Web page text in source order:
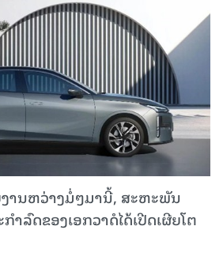
ງານຫວ່າງມໍ່ໆມານີ້, ສະຫະພັນ
ລົດຂອງເອກວາດໍໄດ້ເປີດເຜີຍໂຕ